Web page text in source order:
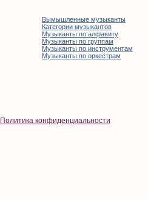
Вымышленные музыканты
Категории музыкантов
Музыканты по алфавиту
Музыканты по группам
Музыканты по инструментам
Музыканты по оркестрам
Политика конфиденциальности